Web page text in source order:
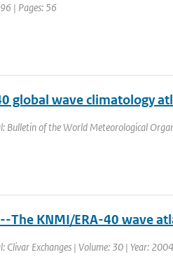
| Pages: 56
global wave climatology
Bulletin of the World Meteorological
The KNMI/ERA-40 wave
Clivar Exchanges | Volume: 30 | Year: